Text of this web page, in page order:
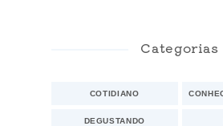
Categorias
COTIDIANO
DEGUSTANDO